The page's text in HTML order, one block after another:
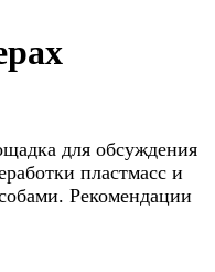
для обсуждения
пластмасс и
Рекомендации